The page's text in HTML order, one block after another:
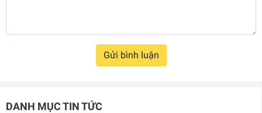
DANH MỤC TIN TỨC
Gửi bình luận